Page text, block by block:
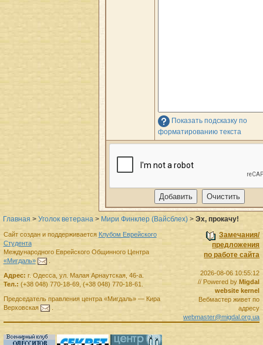
Показать подсказку по
форматированию текста
Главная > Уголок ветерана > Мири Финклер (Вайсблех) > Эх, прокачу!
Замечания/
предложения
по работе сайта
2026-08-06 10:55:12
// Powered byMigdal
website kernel
Вебмастер живет по
адресу
webmaster@migdal.org.ua
Сайт создан и поддерживается Клубом Еврейского
Студента
Международного Еврейского Общинного Центра
«Мигдаль»
.
Адрес: г. Одесса, ул. Малая Арнаутская, 46-а.
Тел.: (+38 048) 770-18-69, (+38 048) 770-18-61
Председатель правленияцентра «Мигдаль»— Кира
Верховская
.